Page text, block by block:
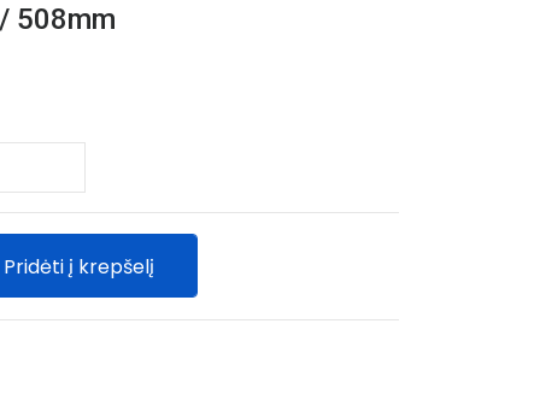
508mm
Pridėti į krepšelį